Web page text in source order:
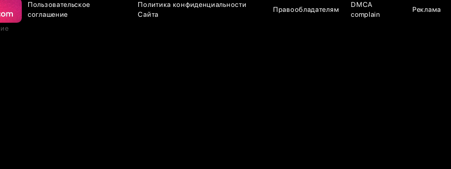
Пользовательское
соглашение
Политика конфиденциальности
Сайта
Правообладателям
DMCA
complain
Реклама